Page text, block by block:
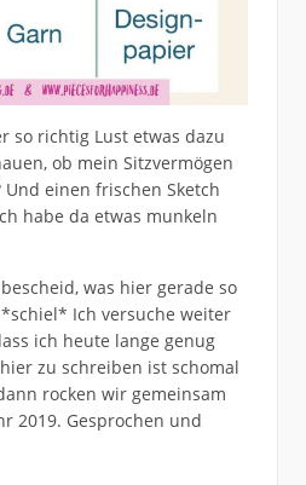
so richtig Lust etwas dazu
ob mein Sitzvermögen
einen frischen Sketch
habe da etwas munkeln
was hier gerade so
Ich versuche weiter
ich heute lange genug
zu schreiben ist schomal
rocken wir gemeinsam
2019. Gesprochen und